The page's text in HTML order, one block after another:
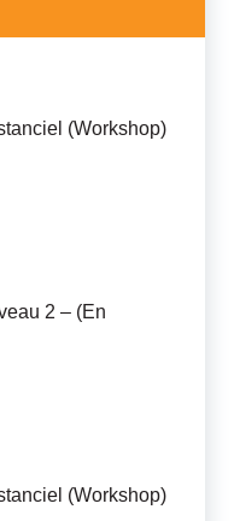
(Workshop)
2 – (En
(Workshop)